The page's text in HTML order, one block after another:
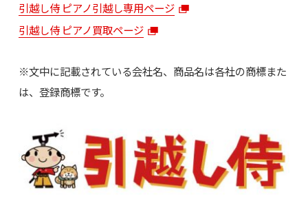
引越し侍 ピアノ引越し専用ページ
引越し侍 ピアノ買取ページ
※文中に記載されている会社名、商品名は各社の商標また
は、登録商標です。